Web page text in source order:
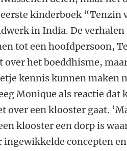
kinderboek
in India. De
tot een hoofdpersoon,
over het boeddhisme,
kennis kunnen maken
Monique als reactie dat
over een klooster gaat.
klooster een dorp is
ingewikkelde concepten